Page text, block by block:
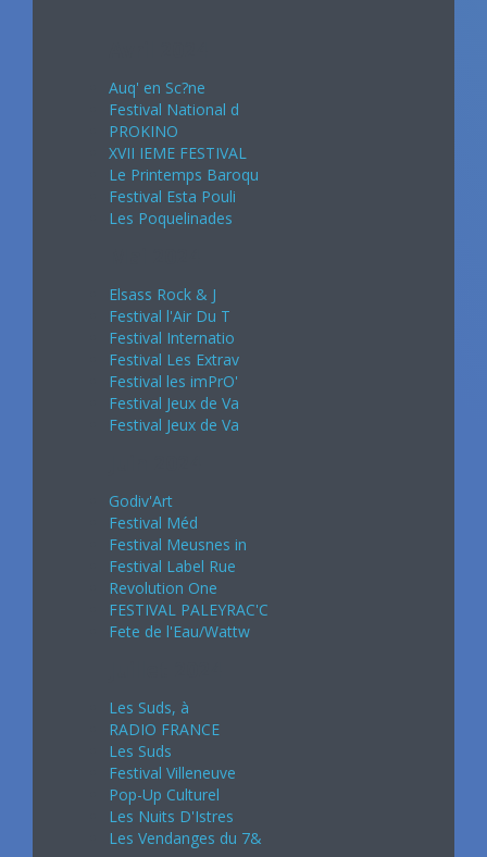
Auq' en Sc?ne
Festival National d
PROKINO
XVII IEME FESTIVAL
Le Printemps Baroqu
Festival Esta Pouli
Les Poquelinades
Elsass Rock & J
Festival l'Air Du T
Festival Internatio
Festival Les Extrav
Festival les imPrO'
Festival Jeux de Va
Festival Jeux de Va
Godiv'Art
Festival Méd
Festival Meusnes in
Festival Label Rue
Revolution One
FESTIVAL PALEYRAC'C
Fete de l'Eau/Wattw
Les Suds, à
RADIO FRANCE
Les Suds
Festival Villeneuve
Pop-Up Culturel
Les Nuits D'Istres
Les Vendanges du 7&